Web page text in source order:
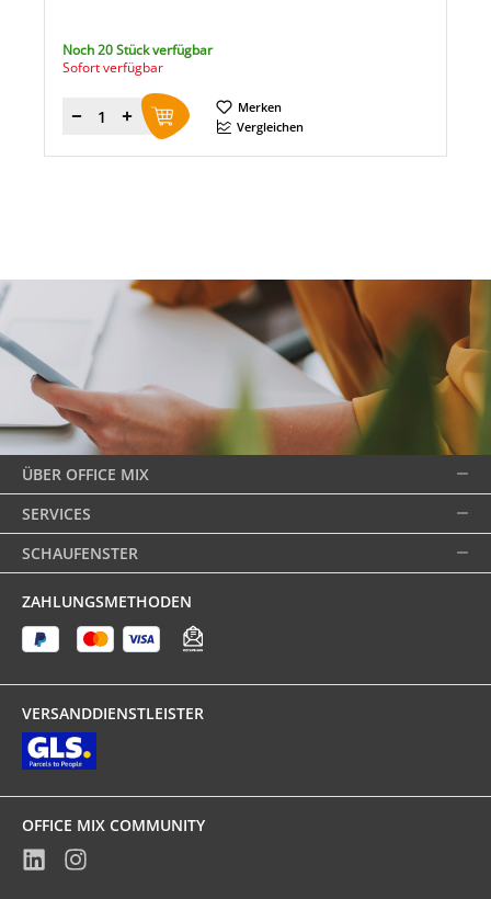
Noch 20 Stück verfügbar
Sofort verfügbar
Menge
Merken
Vergleichen
ÜBER OFFICE MIX
SERVICES
SCHAUFENSTER
ZAHLUNGSMETHODEN
VERSANDDIENSTLEISTER
OFFICE MIX COMMUNITY